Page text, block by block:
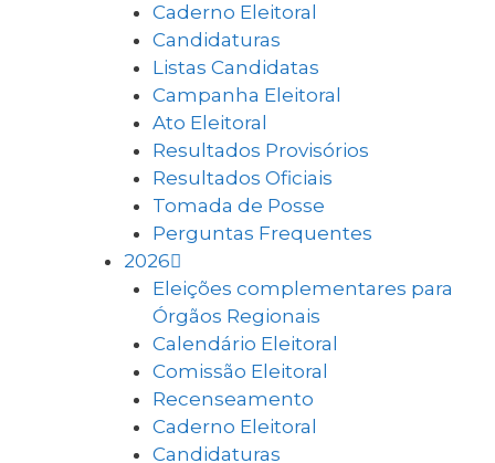
Caderno Eleitoral
Candidaturas
Listas Candidatas
Campanha Eleitoral
Ato Eleitoral
Resultados Provisórios
Resultados Oficiais
Tomada de Posse
Perguntas Frequentes
2026
Eleições complementares para
Órgãos Regionais
Calendário Eleitoral
Comissão Eleitoral
Recenseamento
Caderno Eleitoral
Candidaturas